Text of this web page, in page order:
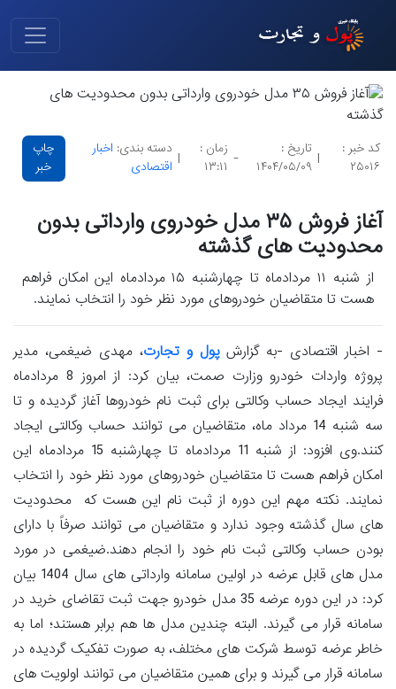
کد خبر :
۲۵۰۱۶
|
تاریخ :
۱۴۰۴/۰۵/۰۹
-
زمان :
۱۳:۱۱
|
دسته بندی: اخبار
اقتصادی
چاپ
خبر
آغاز فروش ۳۵ مدل خودروی وارداتی بدون
محدودیت های گذشته
از شنبه ۱۱ مردادماه تا چهارشنبه ۱۵ مردادماه این امکان فراهم
هست تا متقاضیان خودروهای مورد نظر خود را انتخاب نمایند.
- اخبار اقتصادی -به گزارشپول و تجارت، مهدی ضیغمی، مدیر
پروژه واردات خودرو وزارت صمت، بیان کرد: از امروز 8 مردادماه
فرایند ایجاد حساب وکالتی برای ثبت نام خودروها آغاز گردیده و تا
سه شنبه 14 مرداد ماه، متقاضیان می توانند حساب وکالتی ایجاد
کنند.وی افزود: از شنبه 11 مردادماه تا چهارشنبه 15 مردادماه این
امکان فراهم هست تا متقاضیان خودروهای مورد نظر خود را انتخاب
نمایند. نکته مهم این دوره از ثبت نام این هست که محدودیت
های سال گذشته وجود ندارد و متقاضیان می توانند صرفاً با دارای
بودن حساب وکالتی ثبت نام خود را انجام دهند.ضیغمی در مورد
مدل های قابل عرضه در اولین سامانه وارداتی های سال 1404 بیان
کرد: در این دوره عرضه 35 مدل خودرو جهت ثبت تقاضای خرید در
سامانه قرار می گیرند. البته چندین مدل ها هم برابر هستند؛ اما به
خاطر عرضه توسط شرکت های مختلف، به صورت تفکیک گردیده در
سامانه قرار می گیرند و برای همین متقاضیان می توانند اولویت های